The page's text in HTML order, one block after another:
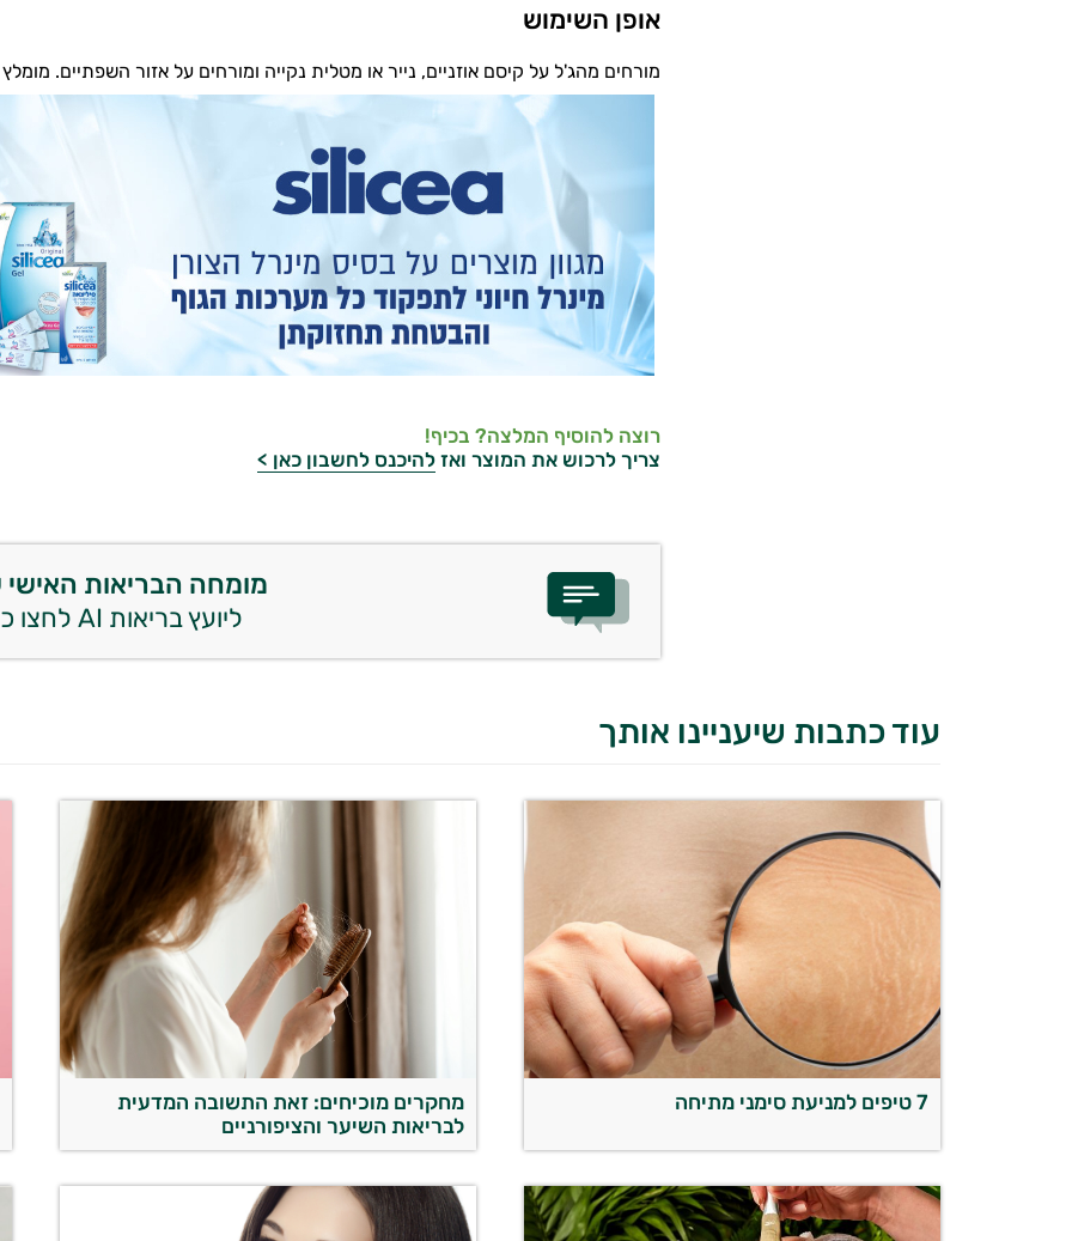
אופן השימוש
מורחים מהג'ל על קיסם אוזניים, נייר או מטלית נקייה ומורחים על אזור השפתיים.
רוצה להוסיף המלצה? בכיף!
צריך לרכוש את המוצר ואז להיכנס לחשבון כאן >
מומחה הבריאות
ליועץ בריאות AI לחצו כאן
עוד כתבות שיעניינו אותך
7 טיפים למניעת סימני מתיחה
מחקרים מוכיחים: זאת התשובה המדעית
לבריאות השיער והציפורניים